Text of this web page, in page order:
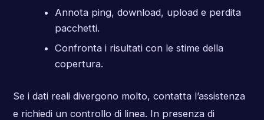
Annota ping, download, upload e perdita
pacchetti.
Confronta i risultati con le stime della
copertura.
Se i dati reali divergono molto, contatta l’assistenza
e richiedi un controllo di linea. In presenza di